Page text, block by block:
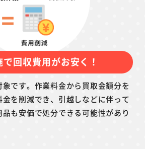
で回収費用がお安く！
です。作業料金から買取金額分を
を削減でき、引越しなどに伴って
も安価で処分できる可能性があり